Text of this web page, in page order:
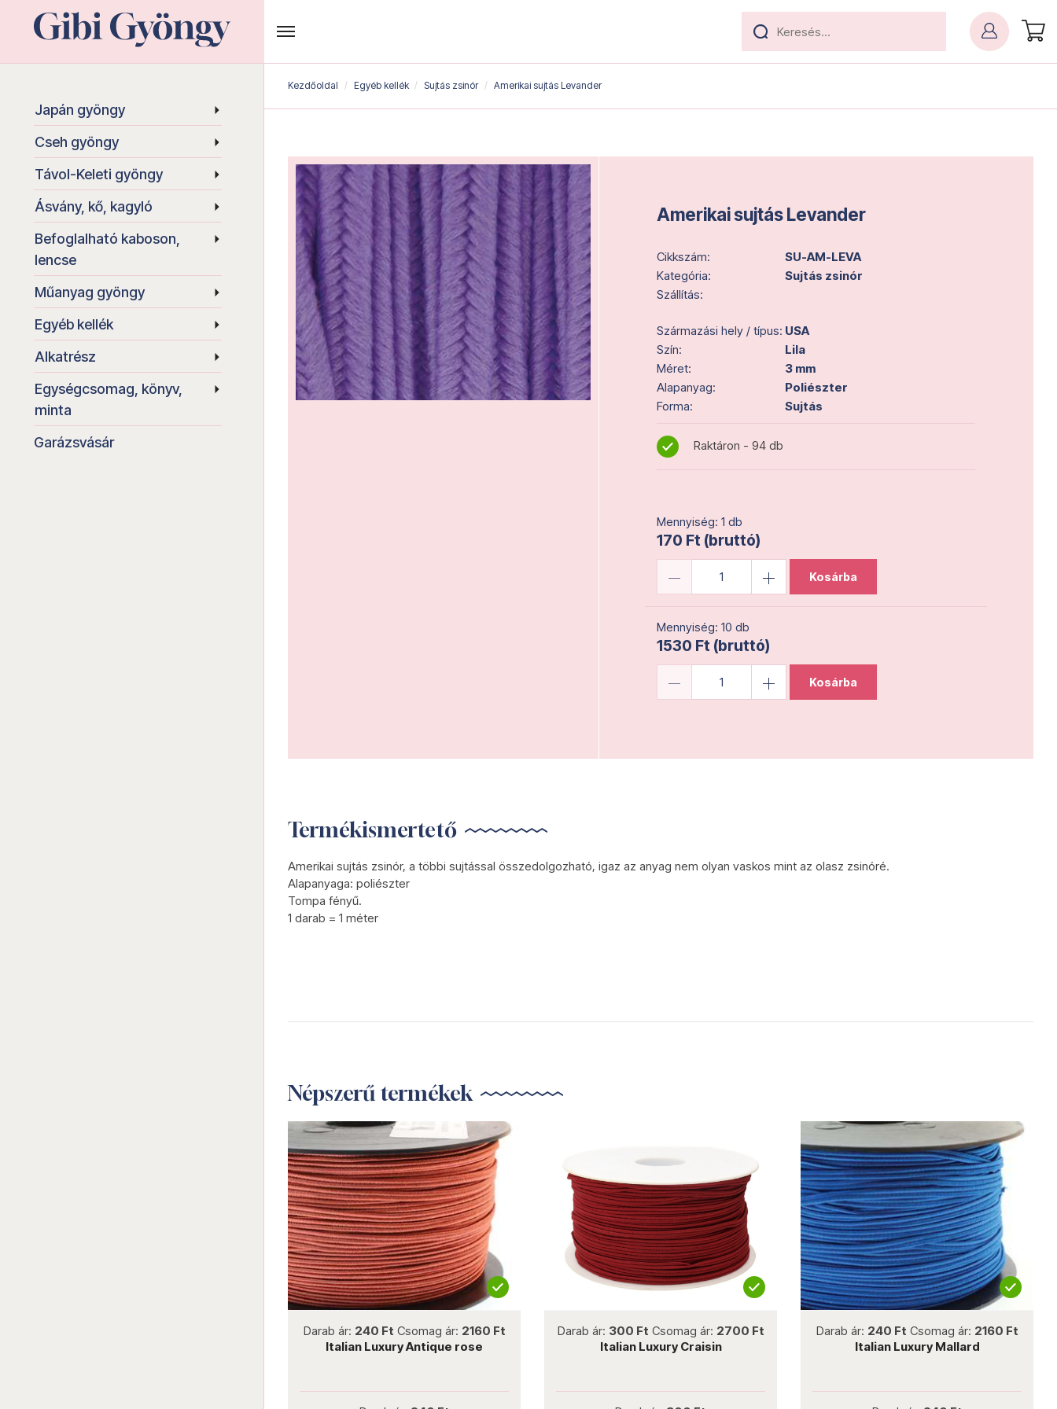
Japán gyöngy
Cseh gyöngy
Távol-Keleti gyöngy
Ásvány, kő, kagyló
Befoglalható kaboson,
lencse
Műanyag gyöngy
Egyéb kellék
Alkatrész
Egységcsomag, könyv,
minta
Garázsvásár
Kezdőoldal Egyéb kellék Sujtás zsinór Amerikai sujtás Levander
Amerikai sujtás Levander
Cikkszám:
SU-AM-LEVA
Kategória:
Sujtás zsinór
Szállítás:
Származási hely / típus: USA
Szín:
Lila
Méret:
3 mm
Alapanyag:
Poliészter
Forma:
Sujtás
Raktáron - 94 db
Mennyiség: 1 db
170 Ft (bruttó)
Kosárba
Mennyiség: 10 db
1530 Ft (bruttó)
Kosárba
Termékismertető
Amerikai sujtás zsinór, a többi sujtással összedolgozható, igaz az anyag nem olyan vaskos mint az olasz zsinóré.
Alapanyaga: poliészter
Tompa fényű.
1 darab = 1 méter
Népszerű termékek
Darab ár: 240 Ft Csomag ár: 2160 Ft
Italian Luxury Antique rose
Darab ár: 300 Ft Csomag ár: 2700 Ft
Italian Luxury Craisin
Darab ár: 240 Ft Csomag ár: 2160 Ft
Italian Luxury Mallard